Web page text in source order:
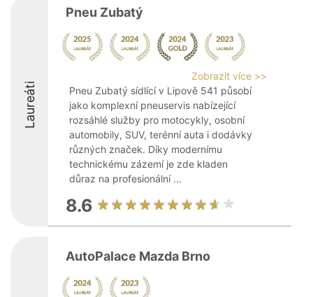
Laureáti
Pneu Zubatý
Zobrazit více >>
Pneu Zubatý sídlící v Lipově 541 působí
jako komplexní pneuservis nabízející
rozsáhlé služby pro motocykly, osobní
automobily, SUV, terénní auta i dodávky
různých značek. Díky modernímu
technickému zázemí je zde kladen
důraz na profesionální ...
8.6
AutoPalace Mazda Brno